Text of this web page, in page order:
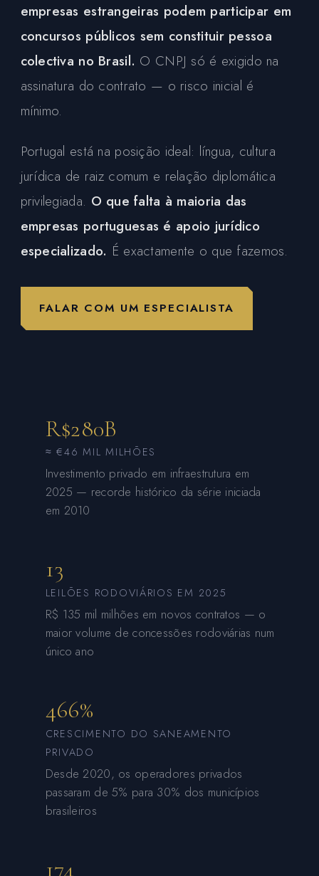
empresas estrangeiras podem participar em
concursos públicos sem constituir pessoa
colectiva no Brasil. O CNPJ só é exigido na
assinatura do contrato — o risco inicial é
mínimo.
Portugal está na posição ideal: língua, cultura
jurídica de raiz comum e relação diplomática
privilegiada. O que falta à maioria das
empresas portuguesas é apoio jurídico
especializado. É exactamente o que fazemos.
FALAR COM UM ESPECIALISTA
R$280B
≈ €46 MIL MILHÕES
Investimento privado em infraestrutura em
2025 — recorde histórico da série iniciada
em 2010
13
LEILÕES RODOVIÁRIOS EM 2025
R$ 135 mil milhões em novos contratos — o
maior volume de concessões rodoviárias num
único ano
466%
CRESCIMENTO DO SANEAMENTO
PRIVADO
Desde 2020, os operadores privados
passaram de 5% para 30% dos municípios
brasileiros
174